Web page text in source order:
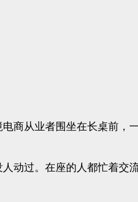
商从业者围坐在长桌前，
动过。在座的人都忙着交